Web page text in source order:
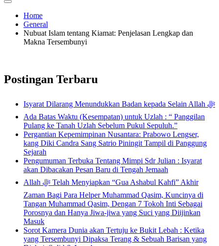
Home
General
Nubuat Islam tentang Kiamat: Penjelasan Lengkap dan
Makna Tersembunyi
Postingan Terbaru
Isyarat Dilarang Menundukkan Badan kepada Selain Allah ﷻ
Ada Batas Waktu (Kesempatan) untuk Uzlah : “ Panggilan
Pulang ke Tanah Uzlah Sebelum Pukul Sepuluh.”
Pergantian Kepemimpinan Nusantara: Prabowo Lengser,
kang Diki Candra Sang Satrio Piningit Tampil di Panggung
Sejarah
Pengumuman Terbuka Tentang Mimpi Sdr Julian : Isyarat
akan Dibacakan Pesan Baru di Tengah Jemaah
Allah ﷻ Telah Menyiapkan “Gua Ashabul Kahfi” Akhir
Zaman Bagi Para Helper Muhammad Qasim, Kuncinya di
Tangan Muhammad Qasim, Dengan 7 Tokoh Inti Sebagai
Porosnya dan Hanya Jiwa-jiwa yang Suci yang Diijinkan
Masuk
Sorot Kamera Dunia akan Tertuju ke Bukit Lebah : Ketika
yang Tersembunyi Dipaksa Terang & Sebuah Barisan yang